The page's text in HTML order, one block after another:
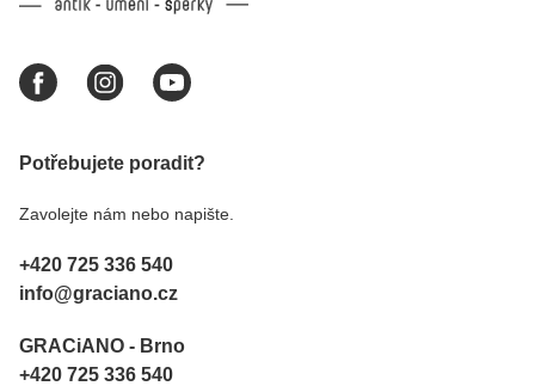
Potřebujete poradit?
Zavolejte nám nebo napište.
+420 725 336 540
info@graciano.cz
GRACiANO - Brno
+420 725 336 540